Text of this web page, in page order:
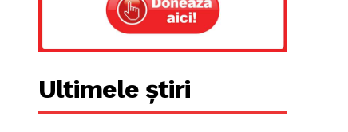
Ultimele știri